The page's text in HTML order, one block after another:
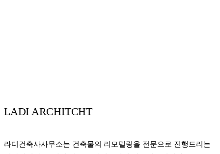
LADI ARCHITCHT
라디건축사사무소는 건축물의 리모델링을 전문으로 진행드리는